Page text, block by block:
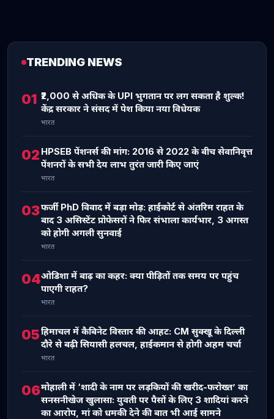
TRENDING NEWS
01 ₹2,000 से अधिक के UPI भुगतान पर लग सकता है शुल्क!
केंद्र सरकार ने संसद में पेश किया नया विधेयक
भारत
02 HPSEB पेंशनर्स की मांग: 2016 से 2022 के बीच सेवानिवृत्त
पेंशनरों के सभी देय लाभ तुरंत जारी किए जाएं
भारत
03फर्जी PhD विवाद में बड़ा मोड़: हाईकोर्ट से अंतरिम राहत के
बाद 3 असिस्टेंट प्रोफेसरों ने फिर संभाला कार्यभार, 3 अगस्त
को होगी अगली सुनवाई
भारत
04ओडिशा में बाढ़ का कहर: क्या पीड़ितों तक समय पर पहुंच
पाएगी राहत?
भारत
05हिमाचल में कैबिनेट विस्तार की आहट: CM सुक्खू के दिल्ली
दौरे से बढ़ी सियासी हलचल, हाईकमान से होगी अहम चर्चा
भारत
06मोहाली में ‘शादी के नाम पर लड़कियों की खरीद-फरोख्त’ का
सनसनीखेज खुलासा: युवती पर पैसों के लिए 3 शादियां करने
का आरोप, मां को धमकी देने की बात भी आई सामने